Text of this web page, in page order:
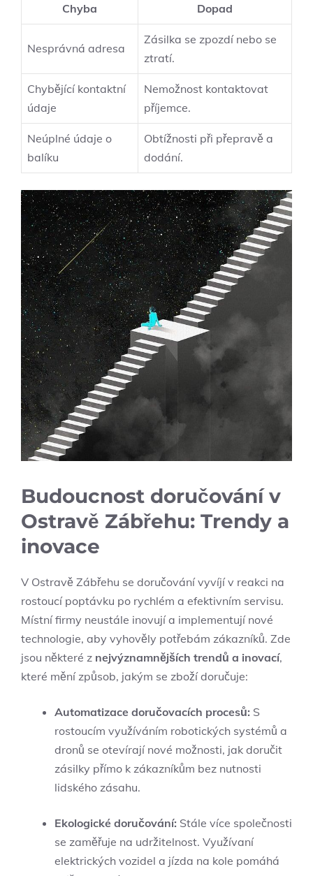
Chyba Dopad
Nesprávná adresa
Zásilka se zpozdí nebo se
ztratí.
Chybějící kontaktní
údaje
Nemožnost kontaktovat
příjemce.
Neúplné údaje o
balíku
Obtížnosti při přepravě a
dodání.
Budoucnost doručování v
Ostravě Zábřehu: Trendy a
inovace
V Ostravě Zábřehu se doručování vyvíjí v reakci na
rostoucí poptávku po rychlém a efektivním servisu.
Místní firmy neustále inovují a implementují nové
technologie, aby vyhověly potřebám zákazníků. Zde
jsou některé z nejvýznamnějších trendů a inovací,
které mění způsob, jakým se zboží doručuje:
Automatizace doručovacích procesů: S
rostoucím využíváním robotických systémů a
dronů se otevírají nové možnosti, jak doručit
zásilky přímo k zákazníkům bez nutnosti
lidského zásahu.
Ekologické doručování: Stále více společnosti
se zaměřuje na udržitelnost. Využívaní
elektrických vozidel a jízda na kole pomáhá